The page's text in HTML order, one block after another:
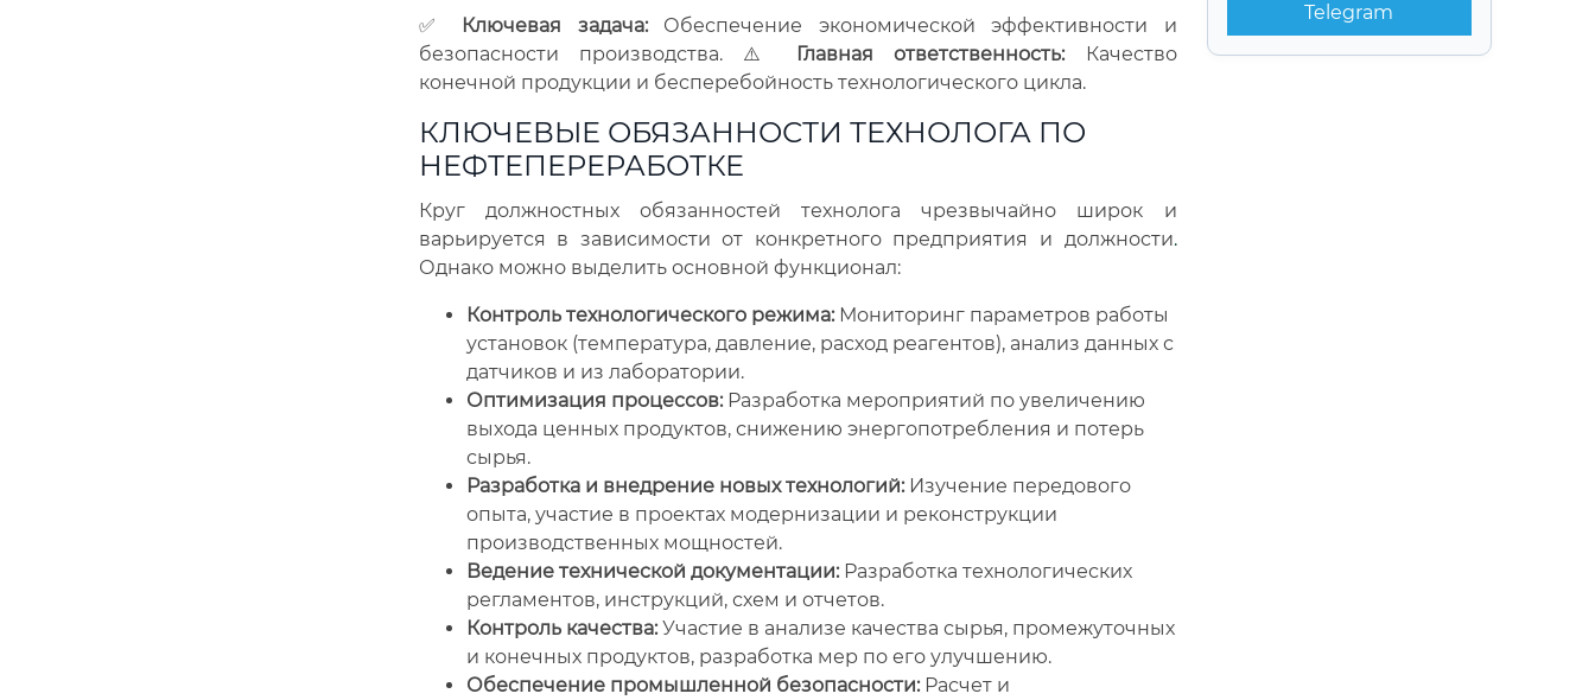
Telegram
✅ Ключевая задача:Обеспечение экономической эффективности и
безопасности производства. ⚠️ Главная ответственность:Качество
конечной продукции и бесперебойность технологического цикла.
КЛЮЧЕВЫЕ ОБЯЗАННОСТИ ТЕХНОЛОГА ПО
НЕФТЕПЕРЕРАБОТКЕ
Круг должностных обязанностей технолога чрезвычайно широк и
варьируется в зависимости от конкретного предприятия и должности.
Однако можно выделить основной функционал:
Контроль технологического режима:Мониторинг параметров работы
установок (температура, давление, расход реагентов), анализ данных с
датчиков и из лаборатории.
Оптимизация процессов:Разработка мероприятий по увеличению
выхода ценных продуктов, снижению энергопотребления и потерь
сырья.
Разработка и внедрение новых технологий:Изучение передового
опыта, участие в проектах модернизации и реконструкции
производственных мощностей.
Ведение технической документации:Разработка технологических
регламентов, инструкций, схем и отчетов.
Контроль качества:Участие в анализе качества сырья, промежуточных
и конечных продуктов, разработка мер по его улучшению.
Обеспечение промышленной безопасности:Расчет и